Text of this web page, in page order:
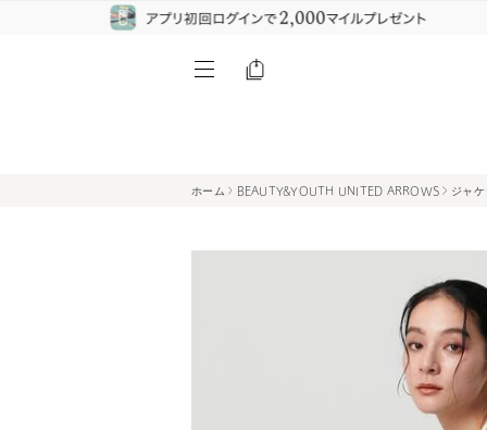
ホーム BEAUTY&YOUTH UNITED ARROWS ジャ